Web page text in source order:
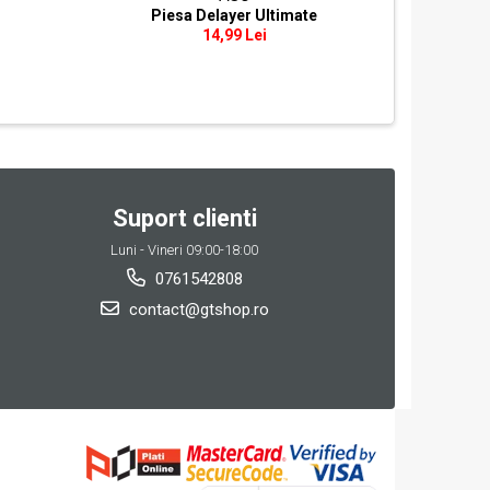
Piesa Delayer Ultimate
14,99 Lei
Suport clienti
Luni - Vineri 09:00-18:00
0761542808
contact@gtshop.ro